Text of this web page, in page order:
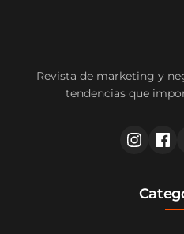
Revista de marketing y
tendencias que